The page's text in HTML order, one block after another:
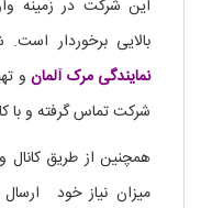
این شرکت در زمینه
بالایی برخوردار
نمایندگیمرک آلمان و
شرکت تماس گرفته و با
همچنین از طریق
میزان نیاز خود